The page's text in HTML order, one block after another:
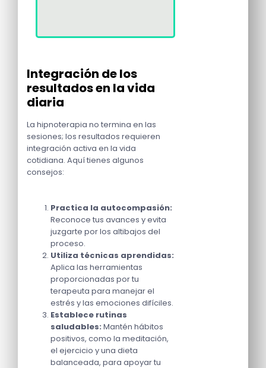
Integración de los
resultados en la vida
diaria
La hipnoterapia no termina en las
sesiones; los resultados requieren
integración activa en la vida
cotidiana. Aquí tienes algunos
consejos:
Practica la autocompasión:
Reconoce tus avances y evita
juzgarte por los altibajos del
proceso.
Utiliza técnicas aprendidas:
Aplica las herramientas
proporcionadas por tu
terapeuta para manejar el
estrés y las emociones difíciles.
Establece rutinas
saludables: Mantén hábitos
positivos, como la meditación,
el ejercicio y una dieta
balanceada, para apoyar tu